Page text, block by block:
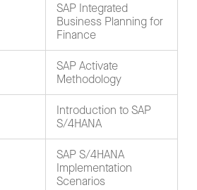
SAP Integrated
Business Planning for
Finance
SAP Activate
Methodology
Introduction to SAP
S/4HANA
SAP S/4HANA
Implementation
Scenarios